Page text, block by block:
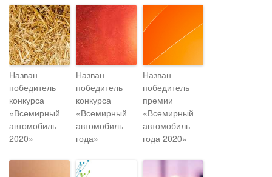
Назван
победитель
конкурса
«Всемирный
автомобиль
2020»
Назван
победитель
конкурса
«Всемирный
автомобиль
года»
Назван
победитель
премии
«Всемирный
автомобиль
года 2020»